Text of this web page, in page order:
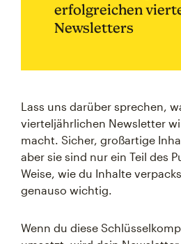
erfolgreichen
Newsletters
Lass uns darüber sprechen,
vierteljährlichen Newsletter
macht. Sicher, großartige
aber sie sind nur ein Teil des
Weise, wie du Inhalte
genauso wichtig.
Wenn du diese